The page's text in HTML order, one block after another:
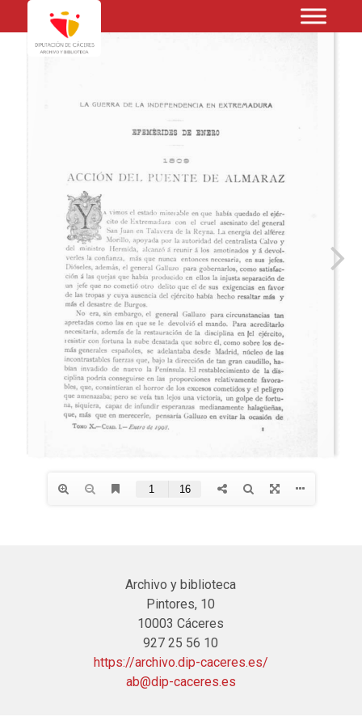
Archivo y biblioteca
Pintores, 10
10003 Cáceres
927 25 56 10
https://archivo.dip-caceres.es/
ab@dip-caceres.es